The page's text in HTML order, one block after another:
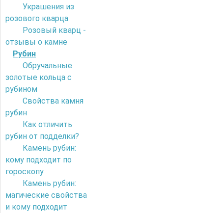
Украшения из
розового кварца
Розовый кварц -
отзывы о камне
Рубин
Обручальные
золотые кольца с
рубином
Свойства камня
рубин
Как отличить
рубин от подделки?
Камень рубин:
кому подходит по
гороскопу
Камень рубин:
магические свойства
и кому подходит